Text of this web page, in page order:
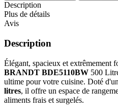
Description
Plus de détails
Avis
Description
Élégant, spacieux et extrêmement
BRANDT BDE5110BW 500
ultime pour votre cuisine. Doté
litres, il offre un espace de
aliments frais et surgelés.